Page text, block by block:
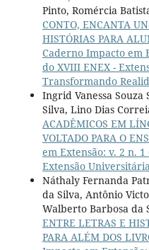
Pinto, Romércia
CONTO, ENCANTA
HISTÓRIAS PARA
Caderno Impacto em
do XVIII ENEX -
Transformando
Ingrid Vanessa
Silva, Lino Dias
ACADÊMICOS EM
VOLTADO PARA O
em Extensão: v. 2 n.
Extensão
Náthaly Fernanda
da Silva, Antônio
Walberto Barbosa da
ENTRE LETRAS E
PARA ALÉM DOS